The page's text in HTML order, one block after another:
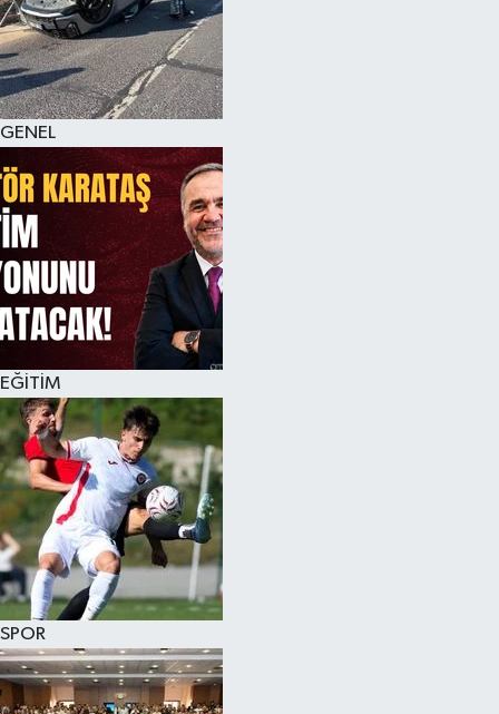
GENEL
EĞİTİM
SPOR
KÜLTÜR SANAT
MAGAZİN
SAĞLIK
SİYASET
SPOR
TEKNOLOJİ
VİZYONDAKİLER
YAŞAM